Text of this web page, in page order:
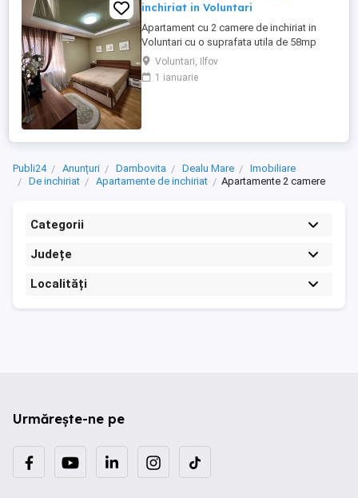
inchiriat in Voluntari
Apartament cu 2 camere de inchiriat in
Voluntari cu o suprafata utila de 58mp
situat la etajul 1 , apartament este complet
mobilat si utilat modern.Dispune de un
dressing generos. Detinem loc de
Voluntari, Ilfov
1 ianuarie
Publi24 Anunțuri Dambovita Dealu Mare
Imobiliare
De inchiriat
Apartamente de inchiriat Apartamente 2 camere
Categorii
Județe
Localități
Urmărește-ne pe